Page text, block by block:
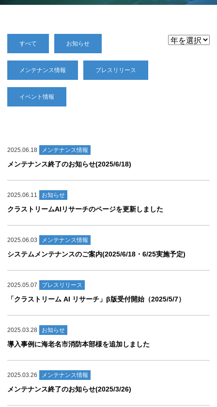
すべて お知らせ
メンテナンス情報 プレスリリース
イベント情報
2025.06.18 メンテナンス情報
メンテナンス終了のお知らせ(2025/6/18)
2025.06.11 お知らせ
クラストリームAIリサーチのページを更新しました
2025.06.03 メンテナンス情報
システムメンテナンスのご案内(2025/6/18・6/25実施予定)
2025.05.07 プレスリリース
「クラストリーム AI リサーチ」β版受付開始（2025/5/7）
2025.03.28 お知らせ
導入事例に海老名市消防本部様を追加しました
2025.03.26 メンテナンス情報
メンテナンス終了のお知らせ(2025/3/26)